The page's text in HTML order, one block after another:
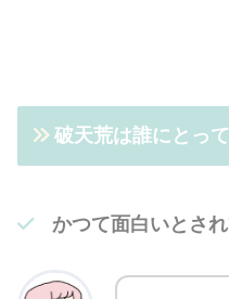
破天荒は誰にとっ
かつて面白いとさ